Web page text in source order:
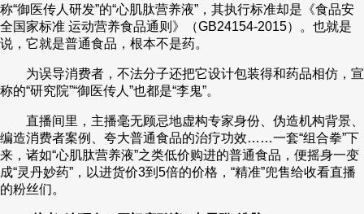
称“御医传人研发”的“心肌肽营养液”，其执行标准却是《食品安
全国家标准 运动营养食品通则》（GB24154-2015）。也就是
说，它就是普通食品，根本不是药。
为误导消费者，不法分子还把它设计包装得和药品相仿，宣
称的“研究院”“御医传人”也都是“李鬼”。
直播间里，主播毫无顾忌地虚构专家身份、伪造机构背景、
编造消费者案例、夸大普通食品的治疗功效……一套“组合拳”下
来，诸如“心肌肽营养液”之类低价购进的普通食品，便摇身一变
成“灵丹妙药”，以进货价3到5倍的价格，“精准”兜售给收看直播
的粉丝们。